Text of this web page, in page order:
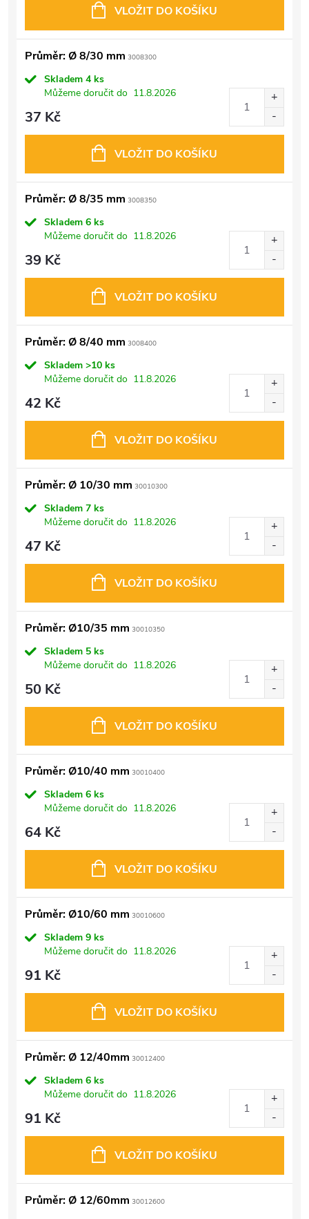
VLOŽIT DO KOŠÍKU
Průměr: Ø 8/30 mm 3008300
Skladem 4 ks
Můžeme doručit do 11.8.2026
37 Kč
VLOŽIT DO KOŠÍKU
Průměr: Ø 8/35 mm 3008350
Skladem 6 ks
Můžeme doručit do 11.8.2026
39 Kč
VLOŽIT DO KOŠÍKU
Průměr: Ø 8/40 mm 3008400
Skladem >10 ks
Můžeme doručit do 11.8.2026
42 Kč
VLOŽIT DO KOŠÍKU
Průměr: Ø 10/30 mm 30010300
Skladem 7 ks
Můžeme doručit do 11.8.2026
47 Kč
VLOŽIT DO KOŠÍKU
Průměr: Ø10/35 mm 30010350
Skladem 5 ks
Můžeme doručit do 11.8.2026
50 Kč
VLOŽIT DO KOŠÍKU
Průměr: Ø10/40 mm 30010400
Skladem 6 ks
Můžeme doručit do 11.8.2026
64 Kč
VLOŽIT DO KOŠÍKU
Průměr: Ø10/60 mm 30010600
Skladem 9 ks
Můžeme doručit do 11.8.2026
91 Kč
VLOŽIT DO KOŠÍKU
Průměr: Ø 12/40mm 30012400
Skladem 6 ks
Můžeme doručit do 11.8.2026
91 Kč
VLOŽIT DO KOŠÍKU
Průměr: Ø 12/60mm 30012600